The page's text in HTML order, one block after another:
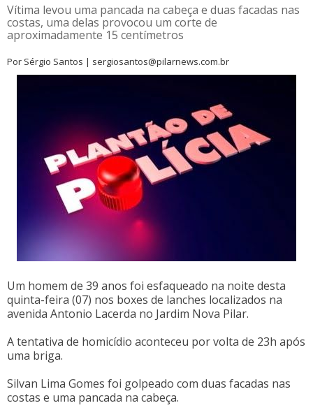
Vítima levou uma pancada na cabeça e duas facadas nas
costas, uma delas provocou um corte de
aproximadamente 15 centímetros
Por Sérgio Santos | sergiosantos@pilarnews.com.br
Um homem de 39 anos foi esfaqueado na noite desta
quinta-feira (07) nos boxes de lanches localizados na
avenida Antonio Lacerda no Jardim Nova Pilar.
A tentativa de homicídio aconteceu por volta de 23h após
uma briga.
Silvan Lima Gomes foi golpeado com duas facadas nas
costas e uma pancada na cabeça.